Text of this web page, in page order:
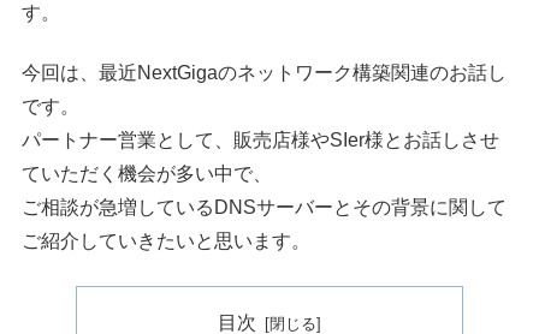
す。
今回は、最近NextGigaのネットワーク構築関連のお話し
です。
パートナー営業として、販売店様やSIer様とお話しさせ
ていただく機会が多い中で、
ご相談が急増しているDNSサーバーとその背景に関して
ご紹介していきたいと思います。
目次